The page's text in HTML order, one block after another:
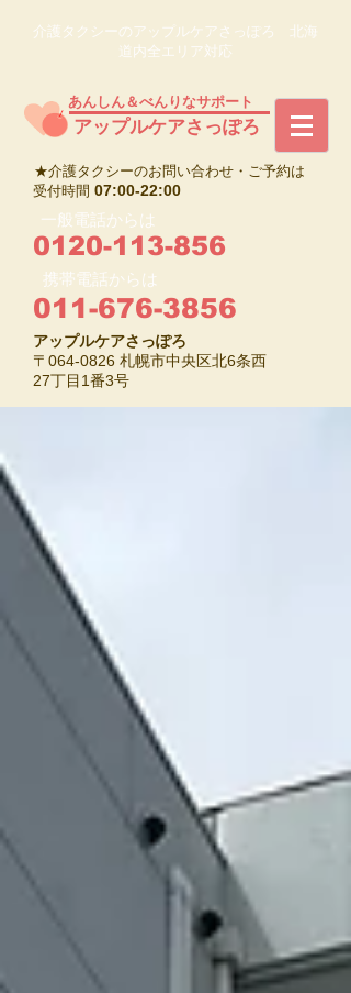
介護タクシーのアップルケアさっぽろ 北海
道内全エリア対応
​アップルケアさっぽろ
あんしん＆べんりなサポート
★介護タクシーのお問い合わせ・ご予約は
受付時間 07:00-22:00
0120-113-856
一般電話からは
携帯電話からは
011-676-3856
アップルケアさっぽろ
〒064-0826 札幌市中央区北6条西
27丁目1番3号